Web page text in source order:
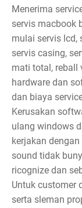
Menerima
servis macbook
mulai servis lcd,
servis casing,
mati total, reball
hardware dan
dan biaya
Kerusakan
ulang windows
kerjakan
sound tidak
ricognize dan
Untuk customer
serta sleman